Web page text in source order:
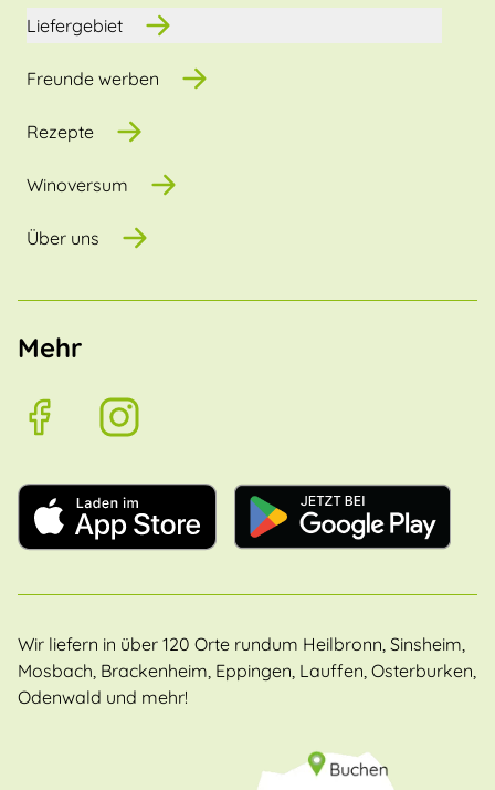
Liefergebiet
Freunde werben
Rezepte
Winoversum
Über uns
Mehr
Wir liefern in über 120 Orte rundum Heilbronn, Sinsheim,
Mosbach, Brackenheim, Eppingen, Lauffen, Osterburken,
Odenwald und mehr!